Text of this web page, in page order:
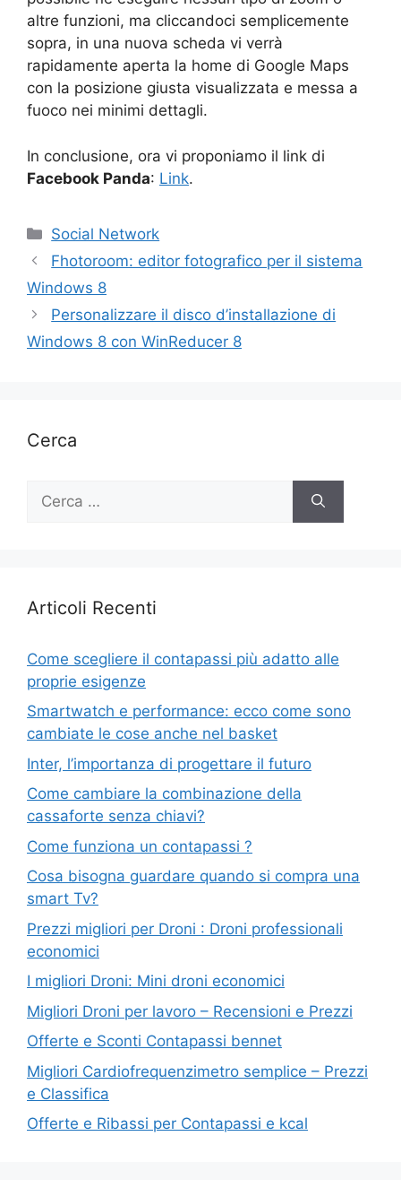
altre funzioni, ma cliccandoci semplicemente
sopra, in una nuova scheda vi verrà
rapidamente aperta la home di Google Maps
con la posizione giusta visualizzata e messa a
fuoco nei minimi dettagli.
In conclusione, ora vi proponiamo il link di
Facebook Panda: Link.
Categorie
Social Network
Fhotoroom: editor fotografico per il sistema
Windows 8
Personalizzare il disco d’installazione di
Windows 8 con WinReducer 8
Cerca
per:
Articoli Recenti
Come scegliere il contapassi più adatto alle
proprie esigenze
Smartwatch e performance: ecco come sono
cambiate le cose anche nel basket
Inter, l’importanza di progettare il futuro
Come cambiare la combinazione della
cassaforte senza chiavi?
Come funziona un contapassi ?
Cosa bisogna guardare quando si compra una
smart Tv?
Prezzi migliori per Droni : Droni professionali
economici
I migliori Droni: Mini droni economici
Migliori Droni per lavoro – Recensioni e Prezzi
Offerte e Sconti Contapassi bennet
Migliori Cardiofrequenzimetro semplice – Prezzi
e Classifica
Offerte e Ribassi per Contapassi e kcal